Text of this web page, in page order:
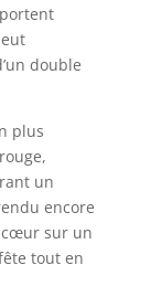
double
plus
un
encore
cœur sur un
tout en